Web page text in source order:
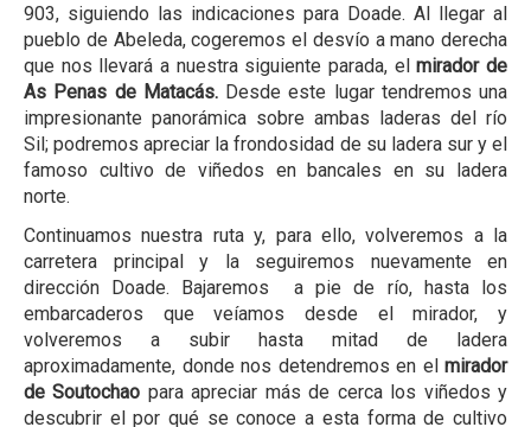
903, siguiendo las indicaciones para Doade. Al llegar al
pueblo de Abeleda, cogeremos el desvío a mano derecha
que nos llevará a nuestra siguiente parada, elmirador de
As Penas de Matacás. Desde este lugar tendremos una
impresionante panorámica sobre ambas laderas del río
Sil; podremos apreciar la frondosidad de su ladera sur y el
famoso cultivo de viñedos en bancales en su ladera
norte.
Continuamos nuestra ruta y, para ello, volveremos a la
carretera principal y la seguiremos nuevamente en
dirección Doade. Bajaremos a pie de río, hasta los
embarcaderos que veíamos desde el mirador, y
volveremos a subir hasta mitad de ladera
aproximadamente, donde nos detendremos en el mirador
de Soutochao para apreciar más de cerca los viñedos y
descubrir el por qué se conoce a esta forma de cultivo